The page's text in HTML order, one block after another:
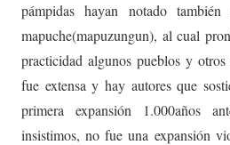
pámpidas hayan notado
mapuche(mapuzungun), al cual
practicidad algunos pueblos y
fue extensa y hay autores que
primera expansión 1.000años
insistimos, no fue una expansión